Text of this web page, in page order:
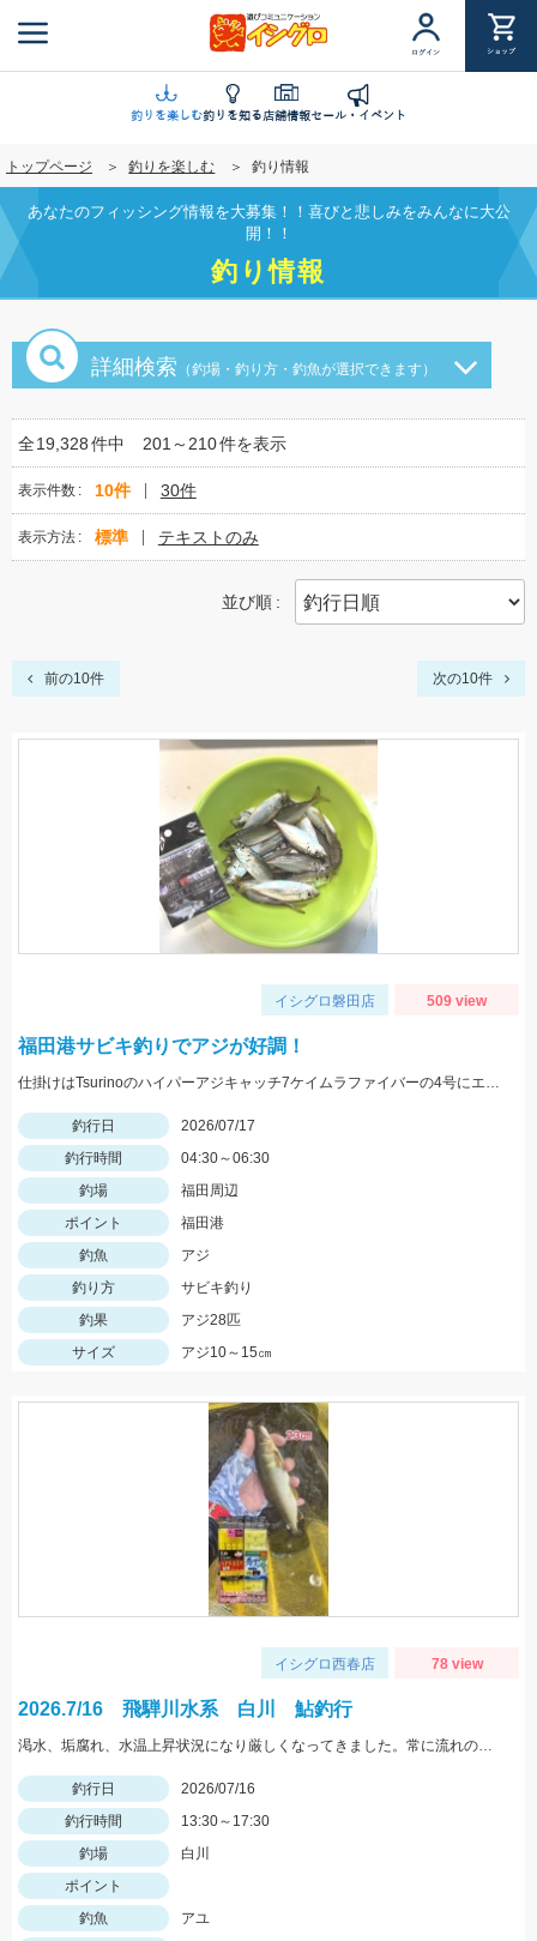
ン
に
移
動
ログイン ショップ
釣りを楽しむ釣りを知る店舗情報セール・イベント
トップページ 釣りを楽しむ 釣り情報
あなたのフィッシング情報を大募集！！喜びと悲しみをみんなに大公
開！！
釣り情報
詳細検索 （釣場・釣り方・釣魚が選択できます）
全19,328件中 201～210件を表示
表示件数 10件 30件
表示方法 標準 テキストのみ
並び順
前の10件 次の10件
イシグロ磐田店 509 view
福田港サビキ釣りでアジが好調！
仕掛けはTsurinoのハイパーアジキャッチ7ケイムラファイバーの4号にエサはアミエビを針に付けて釣りました。アジ狙いなら早朝がおススメです。
釣行日
2026/07/17
釣行時間
04:30～06:30
釣場
福田周辺
ポイント
福田港
釣魚
アジ
釣り方
サビキ釣り
釣果
アジ28匹
サイズ
アジ10～15㎝
イシグロ西春店 78 view
2026.7/16 飛騨川水系 白川 鮎釣行
渇水、垢腐れ、水温上昇状況になり厳しくなってきました。常に流れの当たる場所、白っぽいエリアなどを狙ってみてください
釣行日
2026/07/16
釣行時間
13:30～17:30
釣場
白川
ポイント
釣魚
アユ